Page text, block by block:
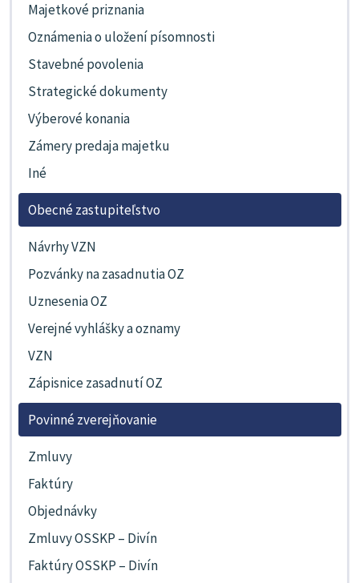
Majetkové priznania
Oznámenia o uložení písomnosti
Stavebné povolenia
Strategické dokumenty
Výberové konania
Zámery predaja majetku
Iné
Obecné zastupiteľstvo
Návrhy VZN
Pozvánky na zasadnutia OZ
Uznesenia OZ
Verejné vyhlášky a oznamy
VZN
Zápisnice zasadnutí OZ
Povinné zverejňovanie
Zmluvy
Faktúry
Objednávky
Zmluvy OSSKP – Divín
Faktúry OSSKP – Divín